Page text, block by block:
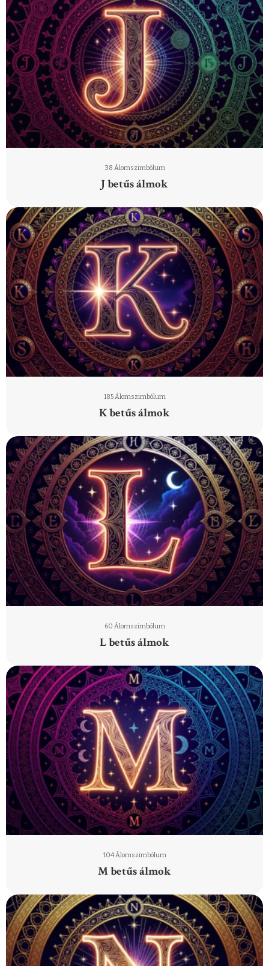
38 Álomszimbólum
J betűs álmok
185 Álomszimbólum
K betűs álmok
60 Álomszimbólum
L betűs álmok
104 Álomszimbólum
M betűs álmok